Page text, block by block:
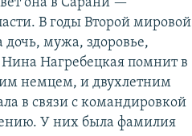
В годы Второй мировой
мужа, здоровье,
Нагребецкая помнит в
немцем, и двухлетним
в связи с командировкой
У них была фамилия